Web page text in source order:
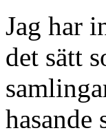
Jag har
det sätt
hasande